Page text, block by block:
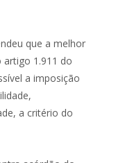
que a melhor
artigo 1.911 do
a imposição
a critério do